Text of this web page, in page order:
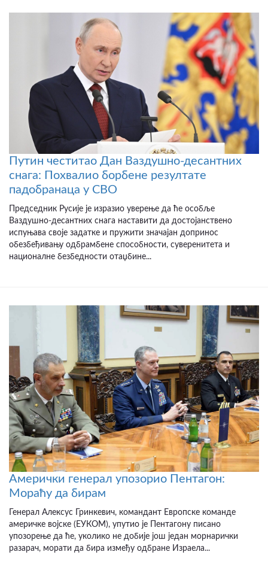
Путин честитао Дан Ваздушно-десантних
снага: Похвалио борбене резултате
падобранаца у СВО
Председник Русије је изразио уверење да ће особље
Ваздушно-десантних снага наставити да достојанствено
испуњава своје задатке и пружити значајан допринос
обезбеђивању одбрамбене способности, суверенитета и
националне безбедности отаџбине...
Амерички генерал упозорио Пентагон:
Мораћу да бирам
Генерал Алексус Гринкевич, командант Европске команде
америчке војске (ЕУКОМ), упутио је Пентагону писано
упозорење да ће, уколико не добије још један морнарички
разарач, морати да бира између одбране Израела...